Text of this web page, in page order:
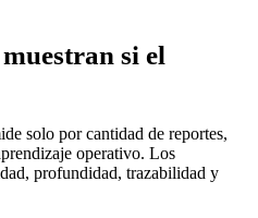
si el
solo por cantidad de reportes,
operativo. Los
profundidad, trazabilidad y